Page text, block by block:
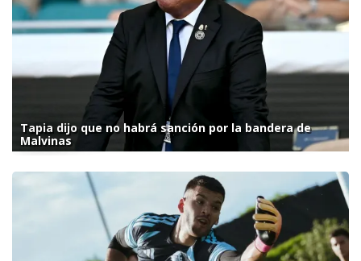
Tapia dijo que no habrá sanción por la bandera de
Malvinas